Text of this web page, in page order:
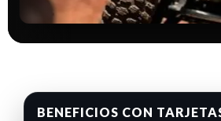
BENEFICIOS CON